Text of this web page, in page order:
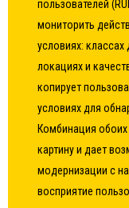
пользователей
мониторить
условиях: классах
локациях и
копирует
условиях для
Комбинация
картину и дает
модернизации с
восприятие